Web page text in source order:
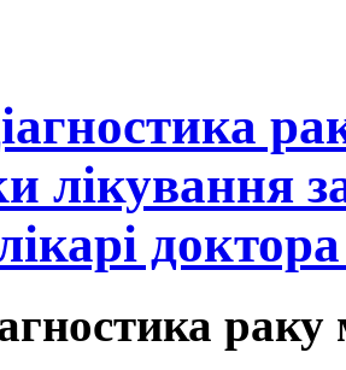
лікування
раку